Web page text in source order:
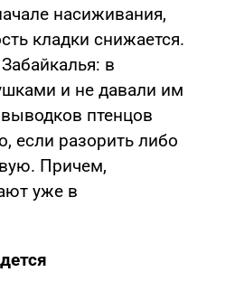
насиживания,
кладки снижается.
в
и не давали им
птенцов
если разорить либо
Причем,
уже в